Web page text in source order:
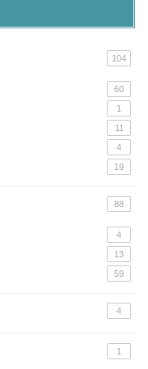
104
60
1
11
4
19
88
4
13
59
4
1